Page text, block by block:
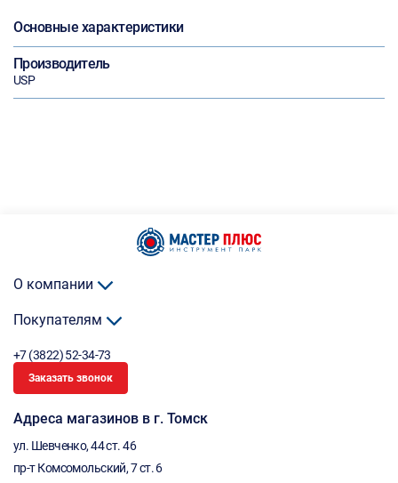
Основные характеристики
Производитель
USP
О компании
Покупателям
+7 (3822) 52-34-73
Заказать звонок
Адреса магазинов в г. Томск
ул. Шевченко, 44 ст. 46
пр-т Комсомольский, 7 ст. 6